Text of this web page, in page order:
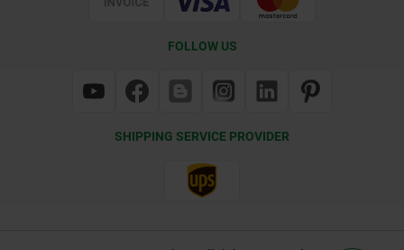
FOLLOW US
SHIPPING SERVICE PROVIDER